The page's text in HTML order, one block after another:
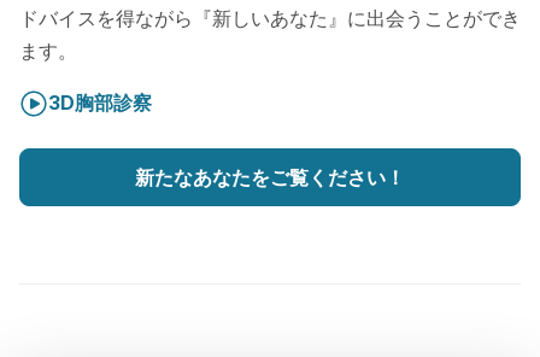
ドバイスを得ながら『新しいあなた』に出会うことができ
ます。
3D胸部診察
新たなあなたをご覧ください！